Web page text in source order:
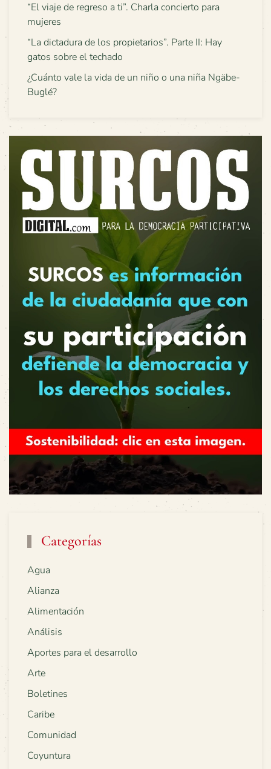
“El viaje de regreso a ti”. Charla concierto para
mujeres
“La dictadura de los propietarios”. Parte II: Hay
gatos sobre el techado
¿Cuánto vale la vida de un niño o una niña Ngäbe-
Buglé?
Categorías
Agua
Alianza
Alimentación
Análisis
Aportes para el desarrollo
Arte
Boletines
Caribe
Comunidad
Coyuntura